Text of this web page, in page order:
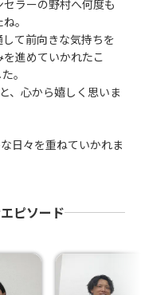
ラーの野村へ何度も
。
て前向きな気持ちを
進めていかれたこ
。
、心から嬉しく思いま
日々を重ねていかれま
ピソード